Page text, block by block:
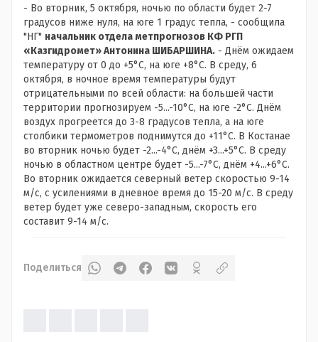
- Во вторник, 5 октября, ночью по области будет 2-7
градусов ниже нуля, на юге 1 градус тепла, - сообщила
"НГ" начальник отдела метпрогнозов КФ РГП
«Казгидромет» Антонина ШИБАРШИНА. - Днём ожидаем
температуру от 0 до +5°С, на юге +8°С. В среду, 6
октября, в ночное время температуры будут
отрицательными по всей области: на большей части
территории прогнозируем -5...-10°С, на юге -2°С. Днём
воздух прогреется до 3-8 градусов тепла, а на юге
столбики термометров поднимутся до +11°С. В Костанае
во вторник ночью будет -2...-4°С, днём +3...+5°С. В среду
ночью в областном центре будет -5...-7°С, днём +4...+6°С.
Во вторник ожидается северный ветер скоростью 9-14
м/с, с усилениями в дневное время до 15-20 м/с. В среду
ветер будет уже северо-западным, скорость его
составит 9-14 м/с.
Поделиться